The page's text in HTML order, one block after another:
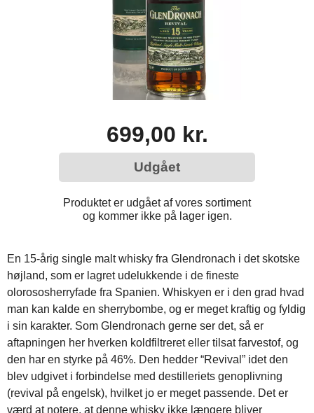
699,00 kr.
Udgået
Produktet er udgået af vores sortiment
og kommer ikke på lager igen.
En 15-årig single malt whisky fra Glendronach i det skotske
højland, som er lagret udelukkende i de fineste
olorososherryfade fra Spanien. Whiskyen er i den grad hvad
man kan kalde en sherrybombe, og er meget kraftig og fyldig
i sin karakter. Som Glendronach gerne ser det, så er
aftapningen her hverken koldfiltreret eller tilsat farvestof, og
den har en styrke på 46%. Den hedder “Revival” idet den
blev udgivet i forbindelse med destilleriets genoplivning
(revival på engelsk), hvilket jo er meget passende. Det er
værd at notere, at denne whisky ikke længere bliver